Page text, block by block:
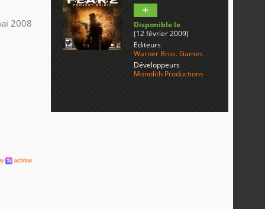
2008
Disponible le
(12 février 2009)
Editeurs
Warner Bros. Games
Développeurs
Monolith Productions